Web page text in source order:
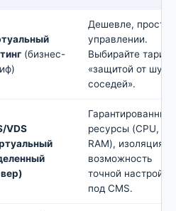
(бизнес-
Дешевле, прост в
управлении.
Выбирайте
«защитой от
соседей».
VDS
Гарантированные
ресурсы (CPU,
RAM), изоляция,
возможность
точной настройки
под CMS.